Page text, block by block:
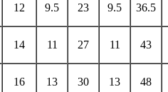
12 9.5 23 9.5 36.5
14 11 27 11 43
16 13 30 13 48